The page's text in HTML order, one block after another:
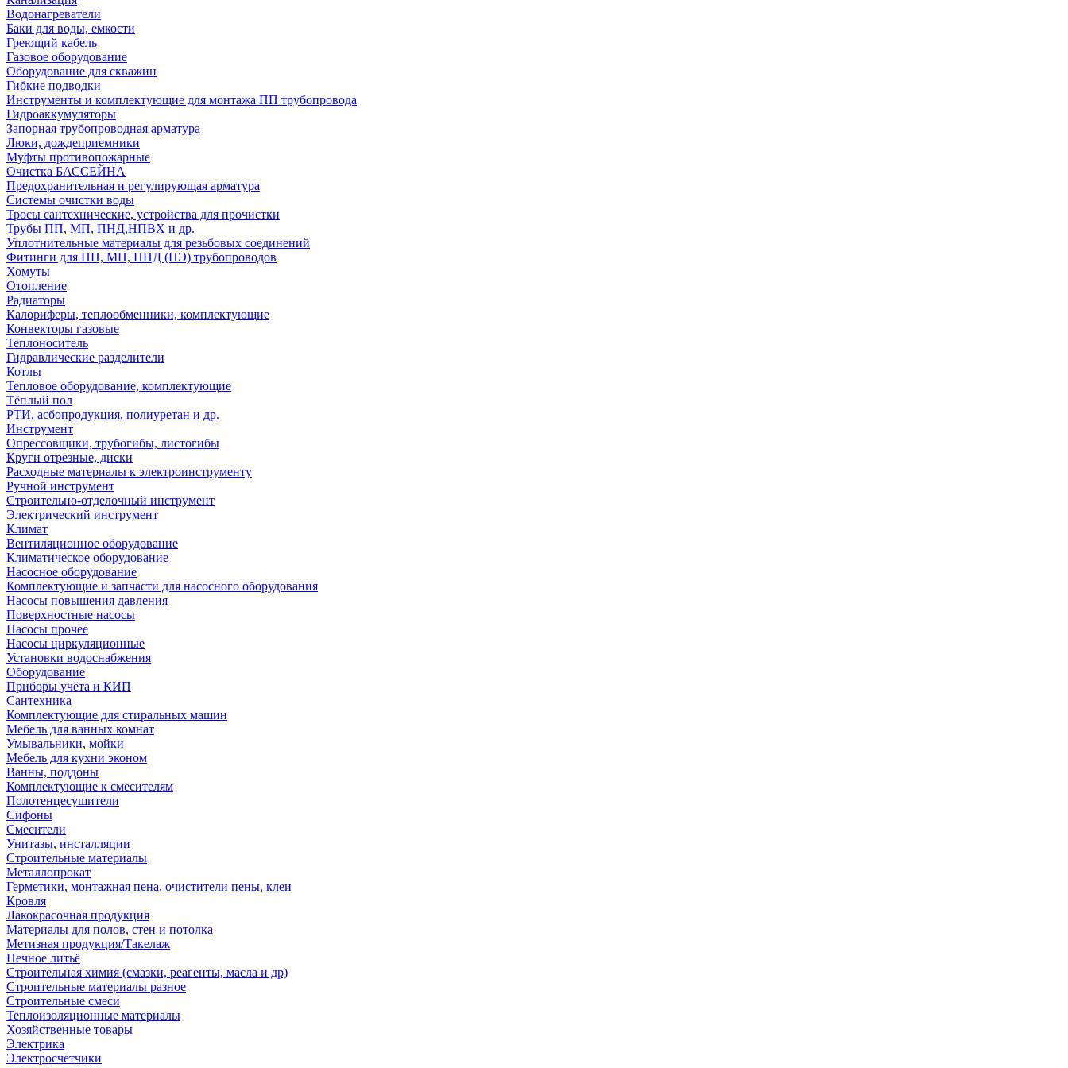
Водонагреватели
Баки для воды, емкости
Греющий кабель
Газовое оборудование
Оборудование для скважин
Гибкие подводки
Инструменты и комплектующие для монтажа ПП трубопровода
Гидроаккумуляторы
Запорная трубопроводная арматура
Люки, дождеприемники
Муфты противопожарные
Очистка БАССЕЙНА
Предохранительная и регулирующая арматура
Системы очистки воды
Тросы сантехнические, устройства для прочистки
Трубы ПП, МП, ПНД,НПВХ и др.
Уплотнительные материалы для резьбовых соединений
Фитинги для ПП, МП, ПНД (ПЭ) трубопроводов
Хомуты
Отопление
Радиаторы
Калориферы, теплообменники, комплектующие
Конвекторы газовые
Теплоноситель
Гидравлические разделители
Котлы
Тепловое оборудование, комплектующие
Тёплый пол
РТИ, асбопродукция, полиуретан и др.
Инструмент
Опрессовщики, трубогибы, листогибы
Круги отрезные, диски
Расходные материалы к электроинструменту
Ручной инструмент
Строительно-отделочный инструмент
Электрический инструмент
Климат
Вентиляционное оборудование
Климатическое оборудование
Насосное оборудование
Комплектующие и запчасти для насосного оборудования
Насосы повышения давления
Поверхностные насосы
Насосы прочее
Насосы циркуляционные
Установки водоснабжения
Оборудование
Приборы учёта и КИП
Сантехника
Комплектующие для стиральных машин
Мебель для ванных комнат
Умывальники, мойки
Мебель для кухни эконом
Ванны, поддоны
Комплектующие к смесителям
Полотенцесушители
Сифоны
Смесители
Унитазы, инсталляции
Строительные материалы
Металлопрокат
Герметики, монтажная пена, очистители пены, клеи
Кровля
Лакокрасочная продукция
Материалы для полов, стен и потолка
Метизная продукция/Такелаж
Печное литьё
Строительная химия (смазки, реагенты, масла и др)
Строительные материалы разное
Строительные смеси
Теплоизоляционные материалы
Хозяйственные товары
Электрика
Электросчетчики